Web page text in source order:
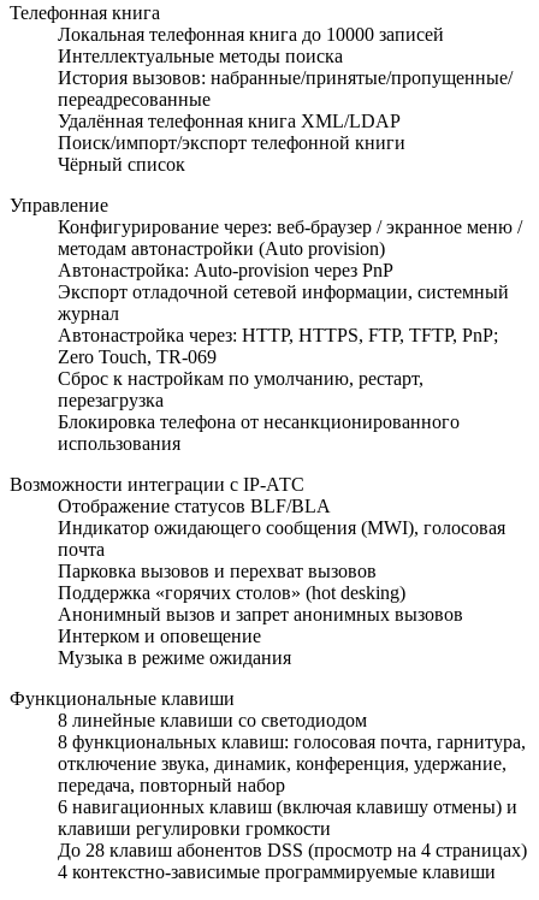
Телефонная книга
Локальная телефонная книга до 10000 записей
Интеллектуальные методы поиска
История вызовов: набранные/принятые/пропущенные/
переадресованные
Удалённая телефонная книга XML/LDAP
Поиск/импорт/экспорт телефонной книги
Чёрный список
Управление
Конфигурирование через: веб-браузер / экранное меню /
методам автонастройки (Auto provision)
Автонастройка: Auto-provision через PnP
Экспорт отладочной сетевой информации, системный
журнал
Автонастройка через: HTTP, HTTPS, FTP, TFTP, PnP;
Zero Touch, TR-069
Сброс к настройкам по умолчанию, рестарт,
перезагрузка
Блокировка телефона от несанкционированного
использования
Возможности интеграции с IP-АТС
Отображение статусов BLF/BLA
Индикатор ожидающего сообщения (MWI), голосовая
почта
Парковка вызовов и перехват вызовов
Поддержка «горячих столов» (hot desking)
Анонимный вызов и запрет анонимных вызовов
Интерком и оповещение
Музыка в режиме ожидания
Функциональные клавиши
8 линейные клавиши со светодиодом
8 функциональных клавиш: голосовая почта, гарнитура,
отключение звука, динамик, конференция, удержание,
передача, повторный набор
6 навигационных клавиш (включая клавишу отмены) и
клавиши регулировки громкости
До 28 клавиш абонентов DSS (просмотр на 4 страницах)
4 контекстно-зависимые программируемые клавиши